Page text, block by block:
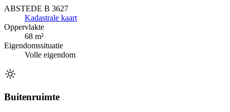
ABSTEDE B 3627
Kadastrale kaart
Oppervlakte
68 m²
Eigendomssituatie
Volle eigendom
Buitenruimte